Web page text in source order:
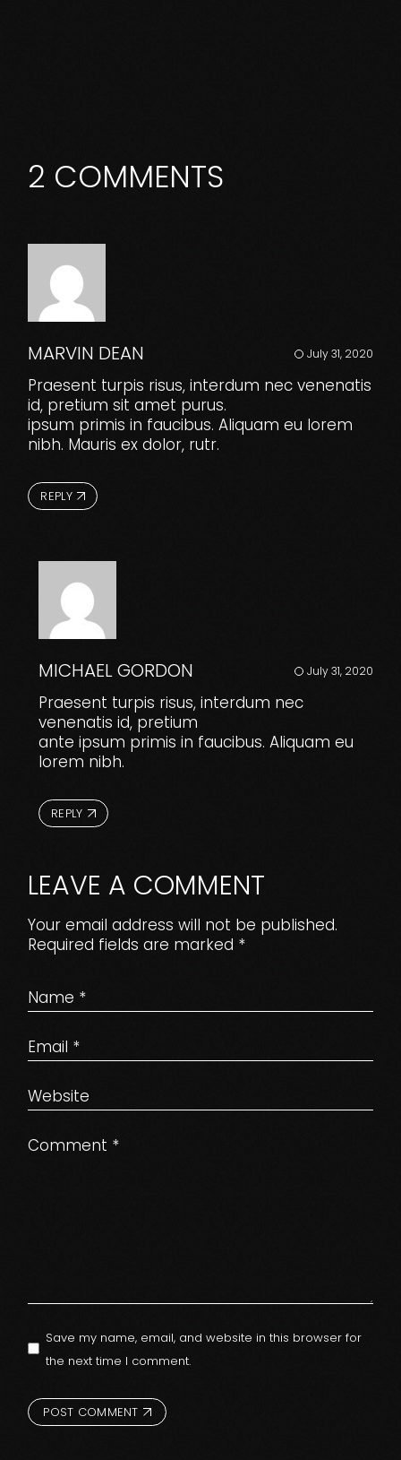
2 COMMENTS
MARVIN DEAN July 31, 2020
Praesent turpis risus, interdum nec venenatis
id, pretium sit amet purus.
ipsum primis in faucibus. Aliquam eu lorem
nibh. Mauris ex dolor, rutr.
REPLY
MICHAEL GORDON July 31, 2020
Praesent turpis risus, interdum nec
venenatis id, pretium
ante ipsum primis in faucibus. Aliquam eu
lorem nibh.
REPLY
LEAVE A COMMENT
Your email address will not be published.
Required fields are marked *
Save my name, email, and website in this browser for
the next time I comment.
POST COMMENT